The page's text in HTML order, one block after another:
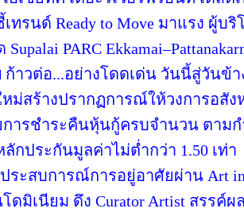
ทรนด์ Ready to Move มาแรง ผู้
PARC
าวต่อ...อย่างโดดเด่น วันนี้สู่วันข้
หม่สร้างปรากฏการณ์ให้วงการอสั
การชำระคืนหุ้นกู้ครบจำนวน ตาม
กประกันมูลค่าไม่ต่ำกว่า 1.50 เท่า
ประสบการณ์การอยู่อาศัยผ่าน Art
ดมิเนียม ดึง Curator Artist สรรค์